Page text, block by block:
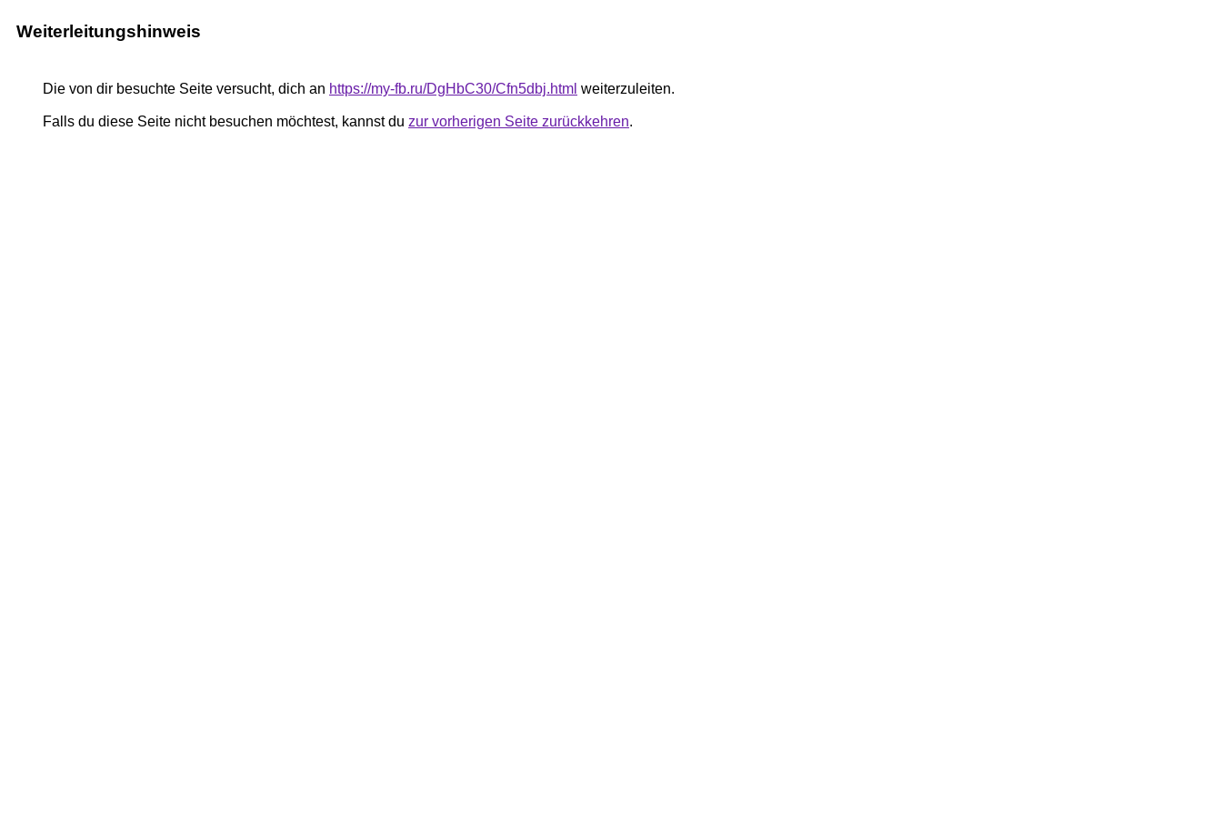
Weiterleitungshinweis
Die von dir besuchte Seite versucht, dich an https://my-fb.ru/DgHbC30/Cfn5dbj.html weiterzuleiten.
Falls du diese Seite nicht besuchen möchtest, kannst du zur vorherigen Seite zurückkehren.